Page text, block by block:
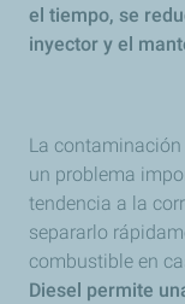
el tiempo, se
inyector y el
La
un problema
tendencia a la
separarlo
combustible en
Diesel permite